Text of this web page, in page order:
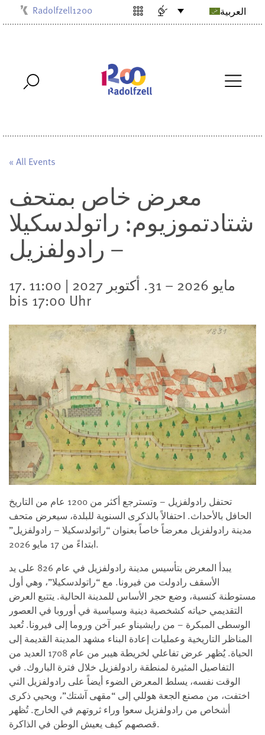
Musikschule
Stadtbibliothek
Radolfzell1200 العربية
« All Events
معرض خاص بمتحف
شتادتموزيوم: راتولدسكيلا
– رادولفزيل
17. مايو 2026 – 31. أكتوبر 2027 | 11:00
bis 17:00 Uhr
تحتفل رادولفزيل – وتسترجع أكثر من 1200 عام من التاريخ
الحافل بالأحداث. احتفالاً بالذكرى السنوية للبلدة، سيعرض متحف
مدينة رادولفزيل معرضاً خاصاً بعنوان “راتولدسكيلا – رادولفزيل”
ابتداءً من 17 مايو 2026.
يبدأ المعرض بتأسيس مدينة رادولفزيل في عام 826 على يد
الأسقف رادولت من فيرونا. مع “راتولدسكيلا”، وهي أول
مستوطنة كنسية، وضع حجر الأساس للمدينة الحالية. يتتبع العرض
التقديمي حياته كشخصية دينية وسياسية في أوروبا في العصور
الوسطى المبكرة – من رايشيناو عبر آخن وروما إلى فيرونا. تُعيد
المناظر التاريخية وعمليات إعادة البناء مشهد المدينة القديمة إلى
الحياة. يُظهر عرض تفاعلي لخريطة هيبر من عام 1708 العديد من
التفاصيل المثيرة لمنطقة رادولفزيل خلال فترة الباروك. في
الوقت نفسه، يسلط المعرض الضوء أيضاً على رادولفزيل التي
اختفت، من مصنع الجعة هوللي إلى “مقهى آشتك”، ويحيي ذكرى
أشخاص من رادولفزيل سعوا وراء ثروتهم في الخارج. تُظهر
قصصهم كيف يعيش الوطن في الذاكرة.